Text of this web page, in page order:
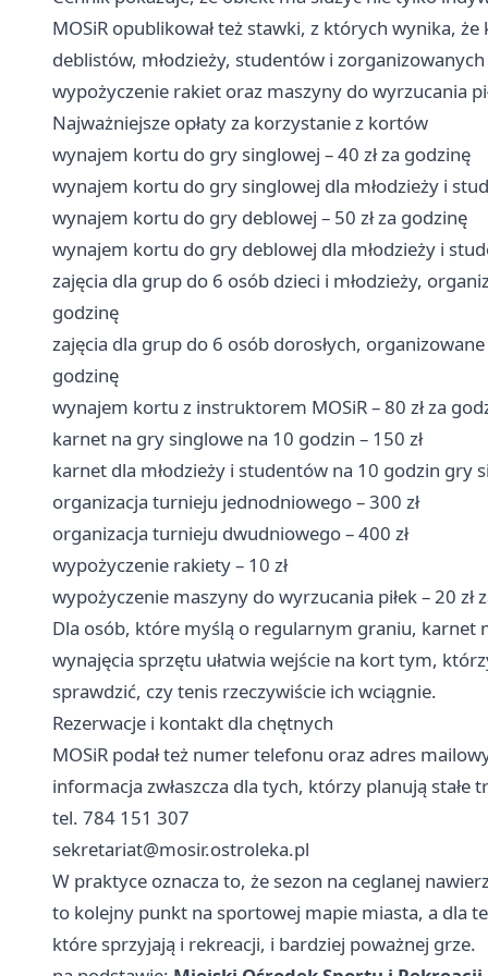
MOSiR opublikował też stawki, z których wynika,
deblistów, młodzieży, studentów i
wypożyczenie rakiet oraz maszyny do wyrzucania
Najważniejsze opłaty za korzystanie z kortów
wynajem kortu do gry singlowej – 40 zł za godzinę
wynajem kortu do gry singlowej dla młodzieży i
wynajem kortu do gry deblowej – 50 zł za godzinę
wynajem kortu do gry deblowej dla młodzieży i
zajęcia dla grup do 6 osób dzieci i młodzieży,
godzinę
zajęcia dla grup do 6 osób dorosłych,
godzinę
wynajem kortu z instruktorem MOSiR – 80 zł za
karnet na gry singlowe na 10 godzin – 150 zł
karnet dla młodzieży i studentów na 10 godzin gry
organizacja turnieju jednodniowego – 300 zł
organizacja turnieju dwudniowego – 400 zł
wypożyczenie rakiety – 10 zł
wypożyczenie maszyny do wyrzucania piłek – 20 zł
Dla osób, które myślą o regularnym graniu, karnet
wynajęcia sprzętu ułatwia wejście na kort tym,
sprawdzić, czy tenis rzeczywiście ich wciągnie.
Rezerwacje i kontakt dla chętnych
MOSiR podał też numer telefonu oraz adres
informacja zwłaszcza dla tych, którzy planują
tel. 784 151 307
sekretariat@mosir.ostroleka.pl
W praktyce oznacza to, że sezon na ceglanej
to kolejny punkt na sportowej mapie miasta, a dla
które sprzyjają i rekreacji, i bardziej poważnej grze.